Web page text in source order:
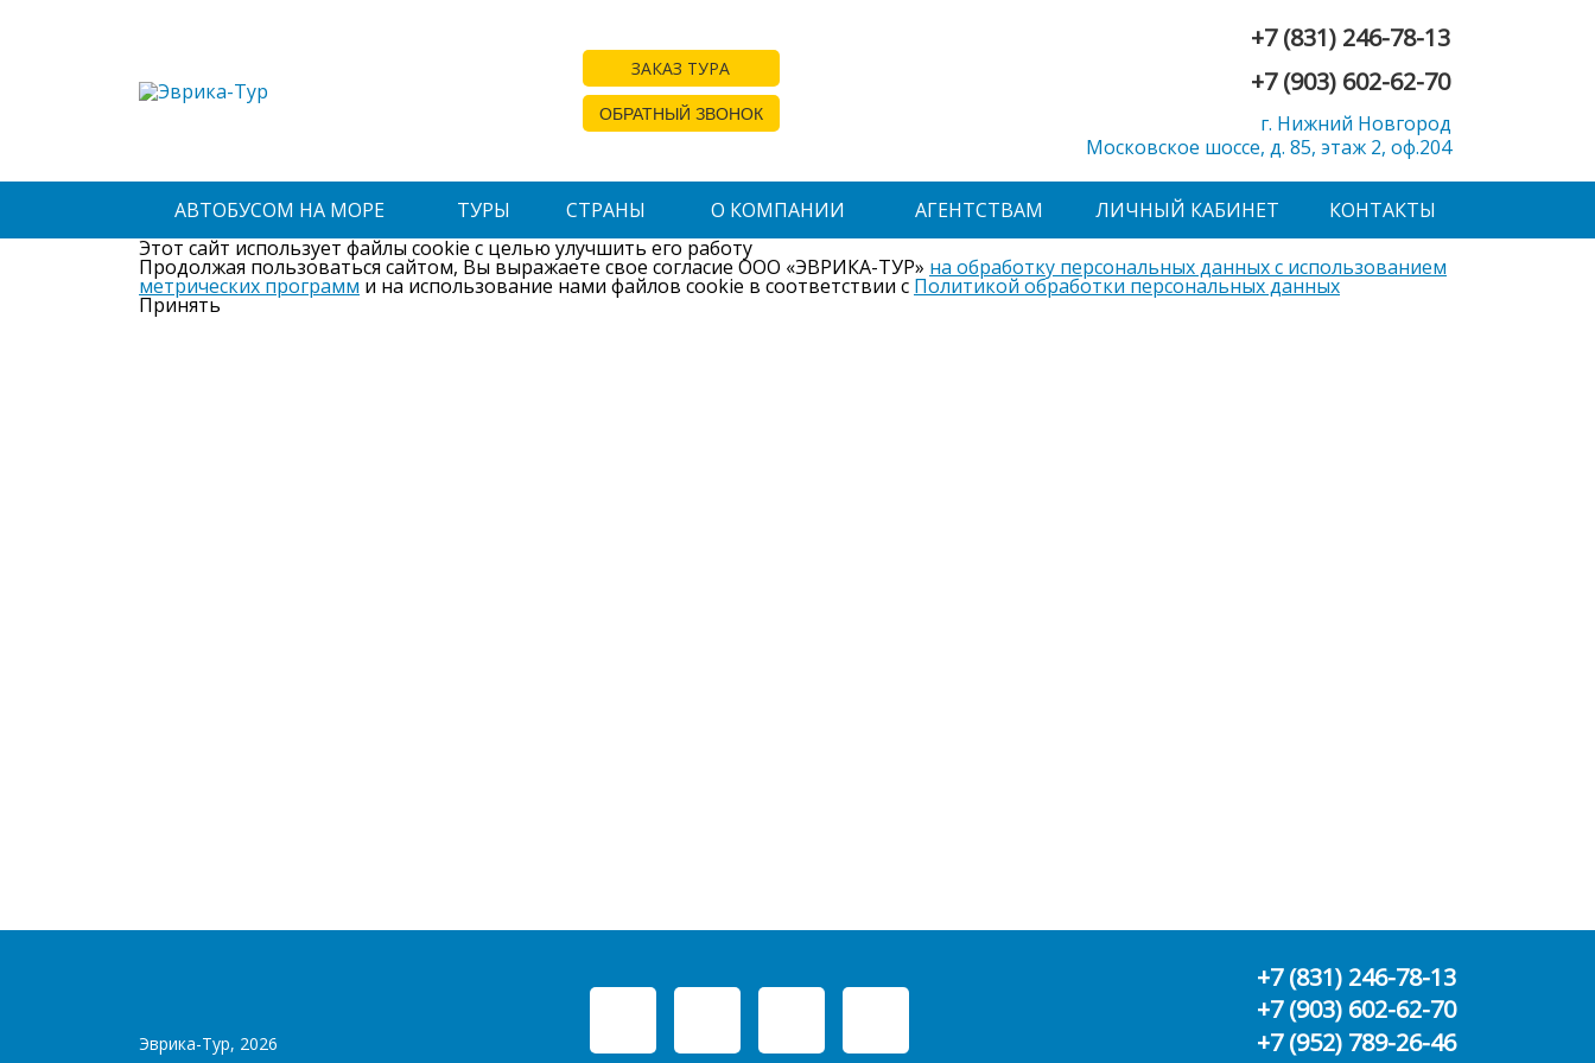
ЗАКАЗ ТУРА
ОБРАТНЫЙ ЗВОНОК
+7 (831) 246-78-13
+7 (903) 602-62-70
г. Нижний Новгород
Московское шоссе, д. 85, этаж 2, оф.204
АВТОБУСОМ НА МОРЕ ТУРЫ СТРАНЫ О КОМПАНИИ АГЕНТСТВАМ ЛИЧНЫЙ КАБИНЕТ
КОНТАКТЫ
Этот сайт использует файлы cookie с целью улучшить его работу
Продолжая пользоваться сайтом, Вы выражаете свое согласие ООО «ЭВРИКА-ТУР» на обработку персональных данных с использованием
метрических программ и на использование нами файлов cookie в соответствии с Политикой обработки персональных данных
Принять
Эврика-Тур, 2026
+7 (831) 246-78-13
+7 (903) 602-62-70
+7 (952) 789-26-46